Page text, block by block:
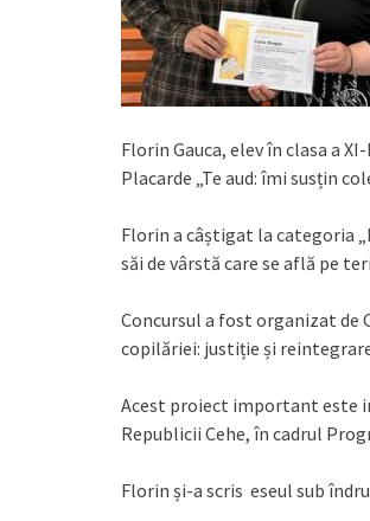
Florin Gauca, elev în clasa a
Placarde „Te aud: îmi susțin
Florin a câștigat la categoria
săi de vârstă care se află pe
Concursul a fost organizat de
copilăriei: justiție și
Acest proiect important este
Republicii Cehe, în cadrul
Florin și-a scris eseul sub